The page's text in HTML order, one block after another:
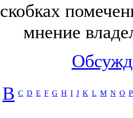
скобках
мнение
B C D E F G H I J K L M N O P